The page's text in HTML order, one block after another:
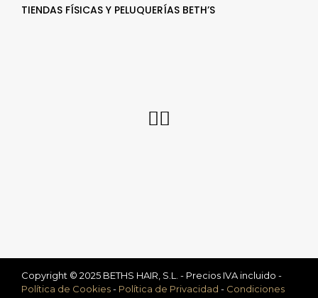
TIENDAS FÍSICAS Y PELUQUERÍAS BETH’S
Copyright © 2025 BETHS HAIR, S.L. - Precios IVA incluido -
Política de Cookies- Política de Privacidad - Condiciones